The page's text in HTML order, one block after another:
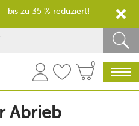
0
Abrieb
bis zu 35 % reduziert!